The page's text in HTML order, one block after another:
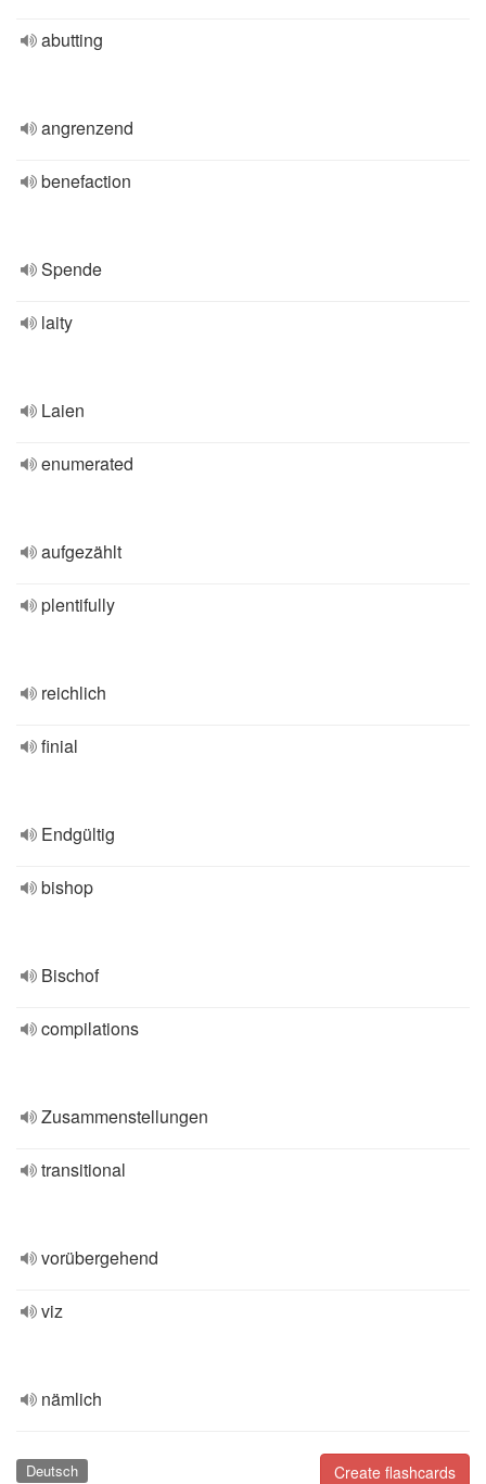
abutting
angrenzend
benefaction
Spende
laity
Laien
enumerated
aufgezählt
plentifully
reichlich
finial
Endgültig
bishop
Bischof
compilations
Zusammenstellungen
transitional
vorübergehend
viz
nämlich
Create flashcards
Deutsch